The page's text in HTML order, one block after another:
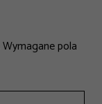
Wymagane pola